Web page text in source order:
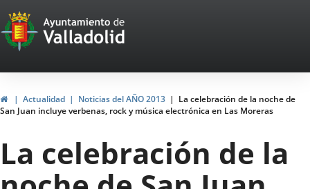
Portal
Web
del
Ayuntamiento
de
Valladolid
HomeActualidad Noticias del AÑO 2013
La celebración de la noche de
San Juan incluye verbenas, rock y música electrónica en Las Moreras
La celebración de la